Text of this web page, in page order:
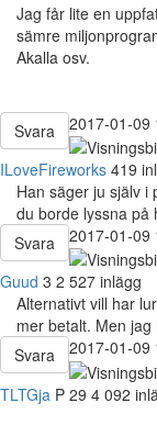
Jag får lite en
sämre
Akalla osv.
Svara
2017-01-09
ILoveFireworks 419
Han säger ju själv i
du borde lyssna på
Svara
2017-01-09
Guud 3 2 527 inlägg
Alternativt vill har
mer betalt. Men
Svara
2017-01-09
TLTGja P 29 4 092